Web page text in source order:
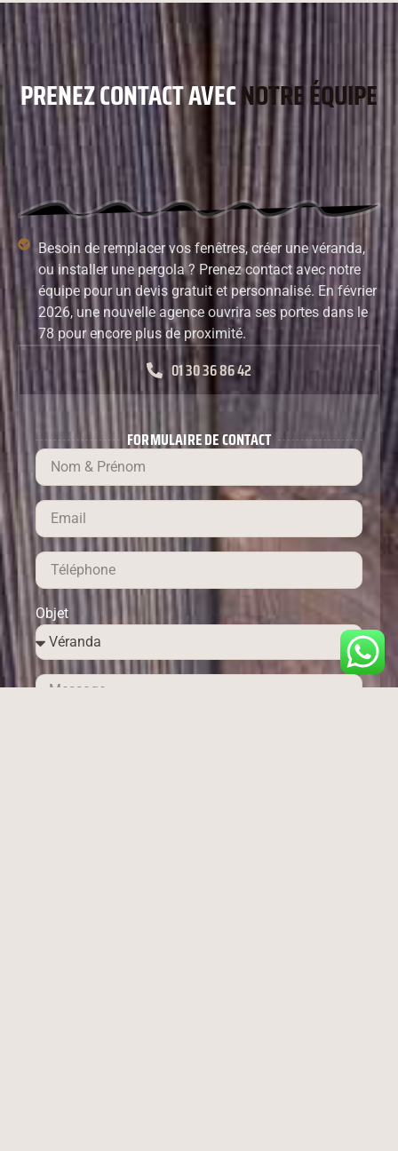
PRENEZ CONTACT AVECNOTRE ÉQUIPE
Besoin de remplacer vos fenêtres, créer une véranda,
ou installer une pergola ? Prenez contact avec notre
équipe pour un devis gratuit et personnalisé. En février
2026, une nouvelle agence ouvrira ses portes dans le
78 pour encore plus de proximité.
01 30 36 86 42
FORMULAIRE DE CONTACT
Objet